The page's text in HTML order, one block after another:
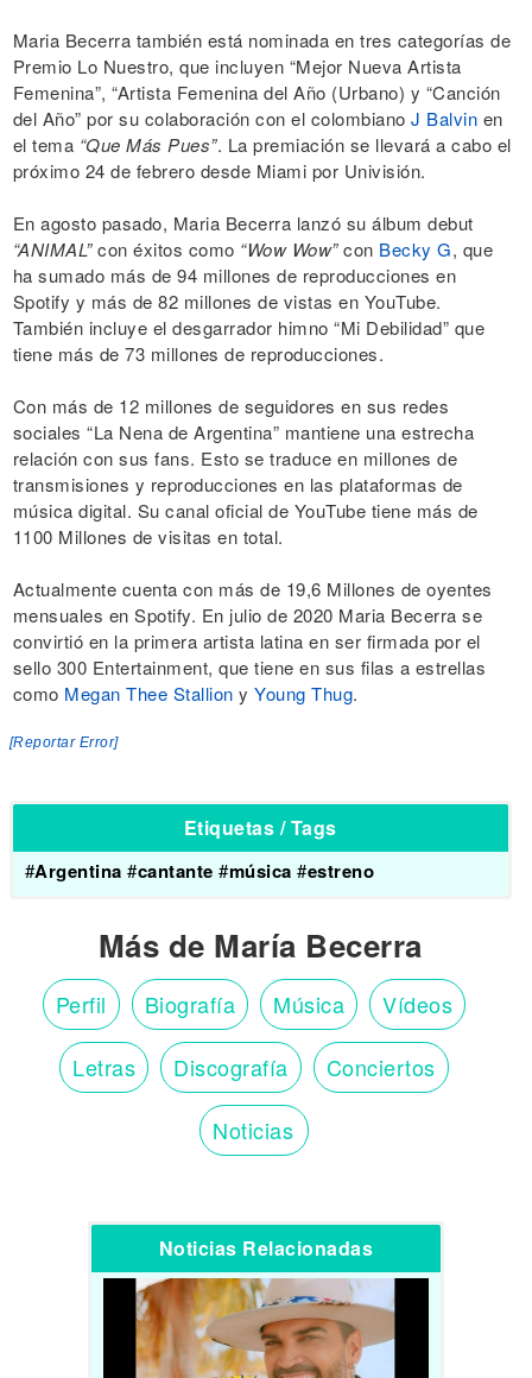
Maria Becerra también está nominada en tres categorías de
Premio Lo Nuestro, que incluyen “Mejor Nueva Artista
Femenina”, “Artista Femenina del Año (Urbano) y “Canción
del Año” por su colaboración con el colombiano J Balvin en
el tema “Que Más Pues”. La premiación se llevará a cabo el
próximo 24 de febrero desde Miami por Univisión.
En agosto pasado, Maria Becerra lanzó su álbum debut
“ANIMAL”con éxitos como “Wow Wow”con Becky G, que
ha sumado más de 94 millones de reproducciones en
Spotify y más de 82 millones de vistas en YouTube.
También incluye el desgarrador himno “Mi Debilidad” que
tiene más de 73 millones de reproducciones.
Con más de 12 millones de seguidores en sus redes
sociales “La Nena de Argentina” mantiene una estrecha
relación con sus fans. Esto se traduce en millones de
transmisiones y reproducciones en las plataformas de
música digital. Su canal oficial de YouTube tiene más de
1100 Millones de visitas en total.
Actualmente cuenta con más de 19,6 Millones de oyentes
mensuales en Spotify. En julio de 2020 Maria Becerra se
convirtió en la primera artista latina en ser firmada por el
sello 300 Entertainment, que tiene en sus filas a estrellas
como Megan Thee Stallion y Young Thug.
[Reportar Error]
Etiquetas / Tags
#Argentina #cantante #música #estreno
Más de María Becerra
Perfil Biografía Música Vídeos
Letras Discografía Conciertos
Noticias
Noticias Relacionadas